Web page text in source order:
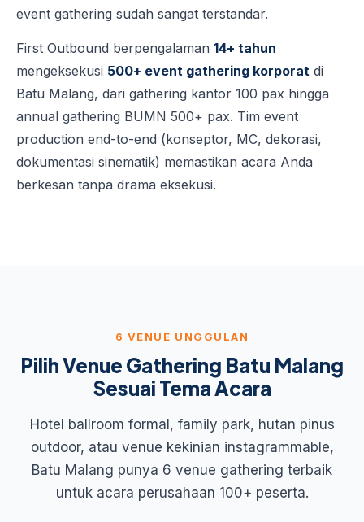
event gathering sudah sangat terstandar.
First Outbound berpengalaman 14+ tahun
mengeksekusi 500+ event gathering korporat di
Batu Malang, dari gathering kantor 100 pax hingga
annual gathering BUMN 500+ pax. Tim event
production end-to-end (konseptor, MC, dekorasi,
dokumentasi sinematik) memastikan acara Anda
berkesan tanpa drama eksekusi.
6 VENUE UNGGULAN
Pilih Venue Gathering Batu Malang
Sesuai Tema Acara
Hotel ballroom formal, family park, hutan pinus
outdoor, atau venue kekinian instagrammable,
Batu Malang punya 6 venue gathering terbaik
untuk acara perusahaan 100+ peserta.